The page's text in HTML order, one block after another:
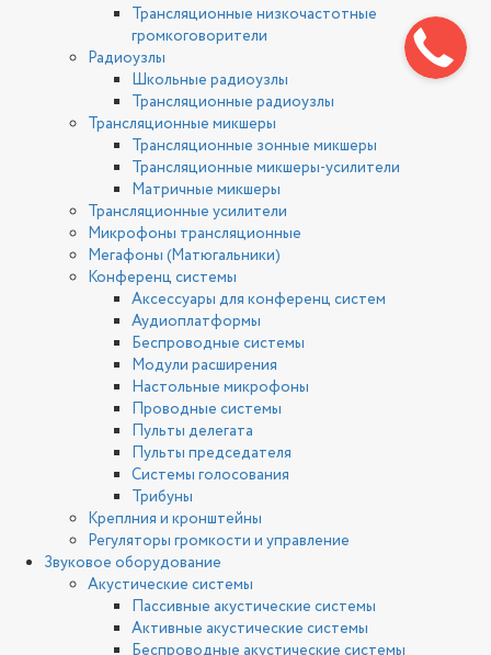
Трансляционные низкочастотные
громкоговорители
Радиоузлы
Школьные радиоузлы
Трансляционные радиоузлы
Трансляционные микшеры
Трансляционные зонные микшеры
Трансляционные микшеры-усилители
Матричные микшеры
Трансляционные усилители
Микрофоны трансляционные
Мегафоны (Матюгальники)
Конференц системы
Аксессуары для конференц систем
Аудиоплатформы
Беспроводные системы
Модули расширения
Настольные микрофоны
Проводные системы
Пульты делегата
Пульты председателя
Системы голосования
Трибуны
Креплния и кронштейны
Регуляторы громкости и управление
Звуковое оборудование
Акустические системы
Пассивные акустические системы
Активные акустические системы
Беспроводные акустические системы